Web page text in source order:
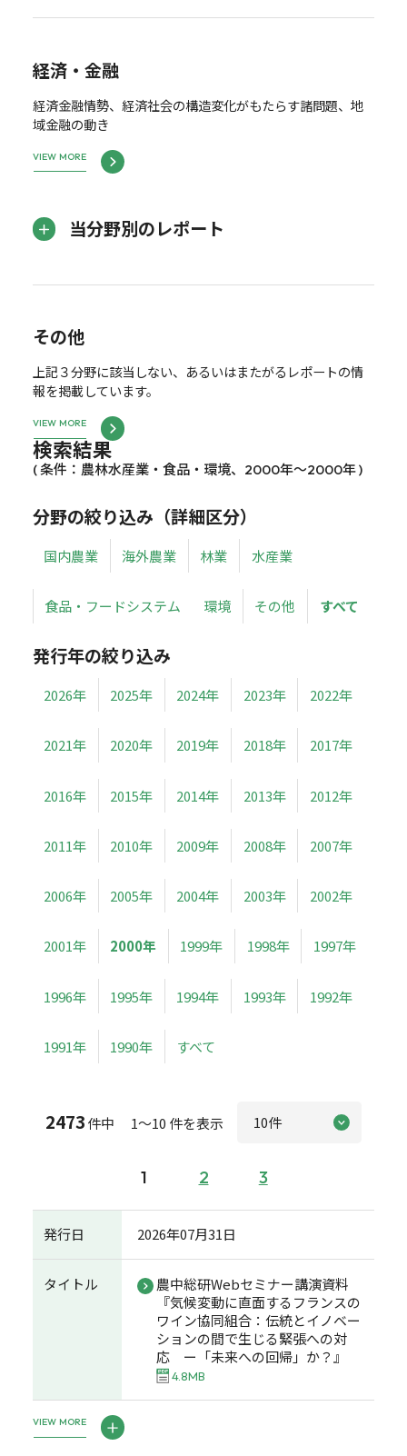
経済・金融
経済金融情勢、経済社会の構造変化がもたらす諸問題、地
域金融の動き
VIEW MORE
当分野別のレポート
その他
上記３分野に該当しない、あるいはまたがるレポートの情
報を掲載しています。
VIEW MORE
検索結果
( 条件：農林水産業・食品・環境、2000年～2000年 )
分野の絞り込み（詳細区分）
国内農業 海外農業 林業 水産業
食品・フードシステム 環境 その他 すべて
発行年の絞り込み
2026年 2025年 2024年 2023年 2022年
2021年 2020年 2019年 2018年 2017年
2016年 2015年 2014年 2013年 2012年
2011年 2010年 2009年 2008年 2007年
2006年 2005年 2004年 2003年 2002年
2001年 2000年 1999年 1998年 1997年
1996年 1995年 1994年 1993年 1992年
1991年 1990年 すべて
2473件中 1～10 件を表示
1 2 3
発行日 2026年07月31日
タイトル
農中総研Webセミナー講演資料
『気候変動に直面するフランスの
ワイン協同組合：伝統とイノベー
ションの間で生じる緊張への対
応 ー「未来への回帰」か？』
4.8MB
VIEW MORE